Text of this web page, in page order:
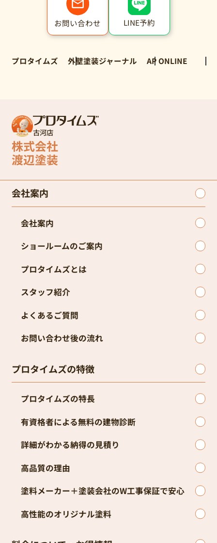
お問い合わせ LINE予約
プロタイムズ 外壁塗装ジャーナル AP ONLINE
古河店
株式会社
渡辺塗装
会社案内
会社案内
ショールームのご案内
プロタイムズとは
スタッフ紹介
よくあるご質問
お問い合わせ後の流れ
プロタイムズの特徴
プロタイムズの特長
有資格者による無料の建物診断
詳細がわかる納得の見積り
高品質の理由
塗料メーカー＋塗装会社のW工事保証で安心
高性能のオリジナル塗料